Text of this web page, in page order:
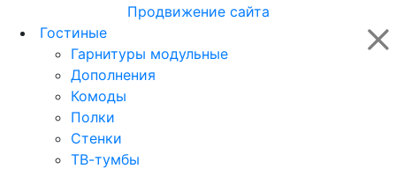
Продвижение сайта
Гостиные
Гарнитуры модульные
Дополнения
Комоды
Полки
Стенки
ТВ-тумбы